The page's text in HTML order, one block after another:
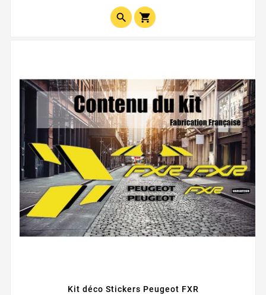
 
Kit déco Stickers Peugeot FXR